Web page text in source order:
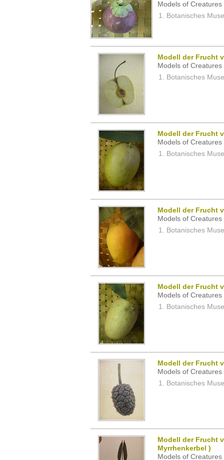
Models of
Botanisches
Modell der Frucht
Models of
Botanisches
Modell der Frucht
Models of
Botanisches
Modell der Frucht
Models of
Botanisches
Modell der Frucht
Models of
Botanisches
Modell der Frucht
Models of
Botanisches
Modell der Frucht
Myrrhenkerbel )
Models of